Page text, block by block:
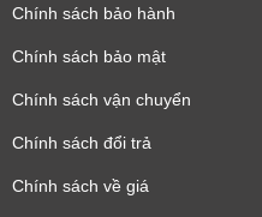
Chính sách bảo hành
Chính sách bảo mật
Chính sách vận chuyển
Chính sách đổi trả
Chính sách về giá